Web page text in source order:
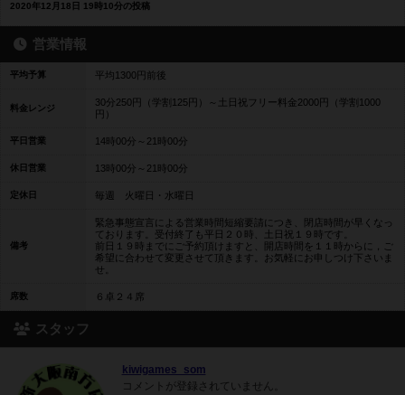
2020年12月18日 19時10分の投稿
営業情報
平均予算 平均1300円前後
料金レンジ
30分250円（学割125円）～土日祝フリー料金2000円（学割1000
円）
平日営業 14時00分～21時00分
休日営業 13時00分～21時00分
定休日 毎週 火曜日・水曜日
備考
緊急事態宣言による営業時間短縮要請につき、閉店時間が早くなっ
ております。受付終了も平日２０時、土日祝１９時です。
前日１９時までにご予約頂けますと、開店時間を１１時からに，ご
希望に合わせて変更させて頂きます。お気軽にお申しつけ下さいま
せ。
席数 ６卓２４席
スタッフ
kiwigames_som
コメントが登録されていません。